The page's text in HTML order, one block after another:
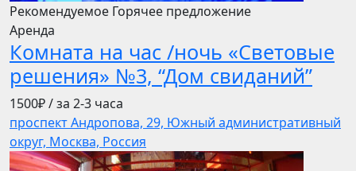
Рекомендуемое Горячее предложение
Аренда
Комната на час /ночь «Световые
решения» №3, “Дом свиданий”
1500₽/ за 2-3 часа
проспект Андропова, 29, Южный административный
округ, Москва, Россия